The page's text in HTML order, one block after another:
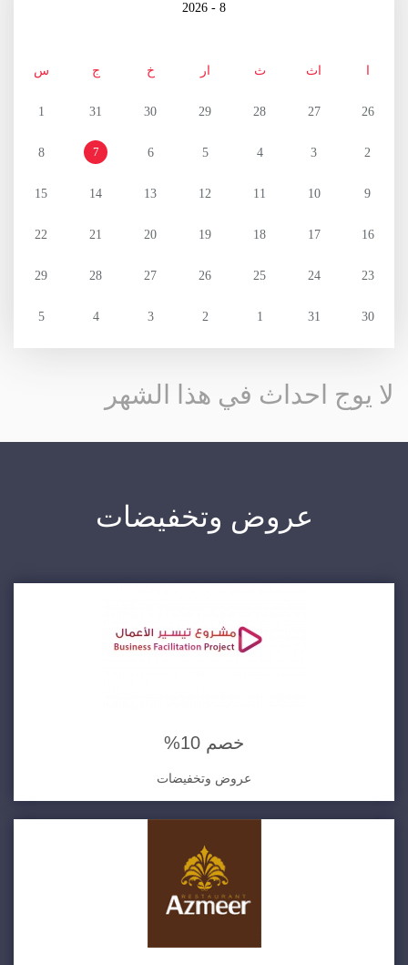
8 - 2026
اث ث ار خ ج س
26
27
28
29
30
31
1
2
3
4
5
6
7
8
9
10
11
12
13
14
15
16
17
18
19
20
21
22
23
24
25
26
27
28
29
30
31
1
2
3
4
5
لا يوج احداث في هذا الشهر
عروض وتخفيضات
خصم 10%
عروض وتخفيضات